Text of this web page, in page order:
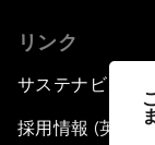
リンク
サステナビリテ
採用情報 (英語の